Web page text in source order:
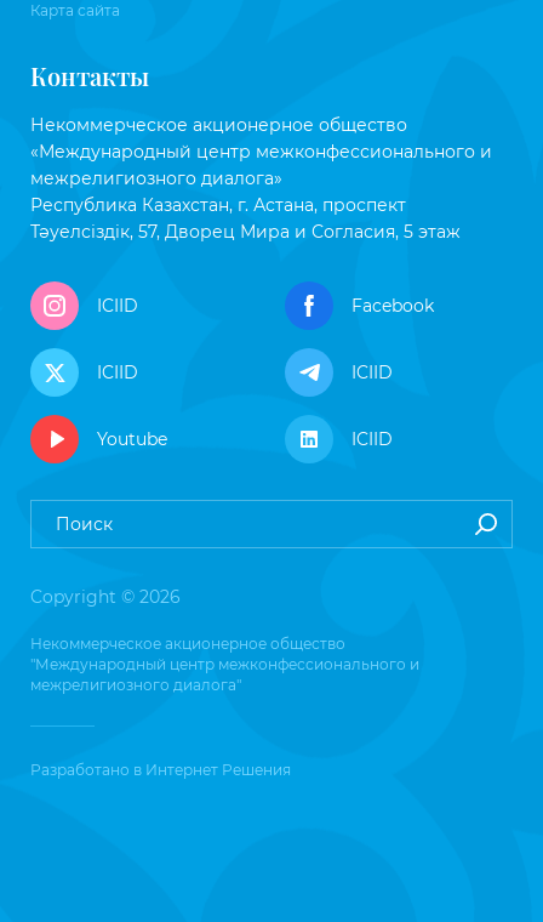
Карта сайта
Контакты
Некоммерческое акционерное общество
«Международный центр межконфессионального и
межрелигиозного диалога»
Республика Казахстан, г. Астана, проспект
Тәуелсіздік, 57, Дворец Мира и Согласия, 5 этаж
ICIID Facebook
ICIID ICIID
Youtube ICIID
Copyright © 2026
Некоммерческое акционерное общество
"Международный центр межконфессионального и
межрелигиозного диалога"
Разработано в Интернет Решения